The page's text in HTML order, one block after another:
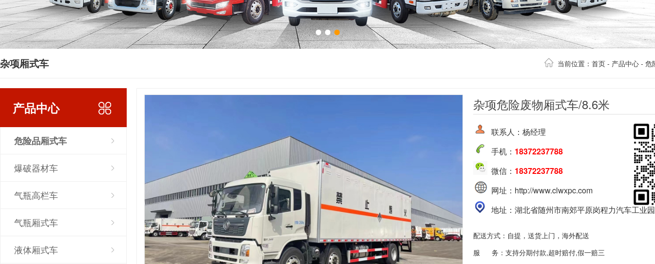
杂项厢式车 当前位置： 首页 - 产品中心 - 危
产品中心
危险品厢式车
爆破器材车
气瓶高栏车
气瓶厢式车
液体厢式车
杂项危险废物厢式车/8.6米
联系人：杨经理
手机： 18372237788
微信： 18372237788
网址：http://www.clwxpc.com
地址：湖北省随州市南郊平原岗程力汽车工业园
配送方式：自提，送货上门，海外配送
服 务：支持分期付款,超时赔付,假一赔三